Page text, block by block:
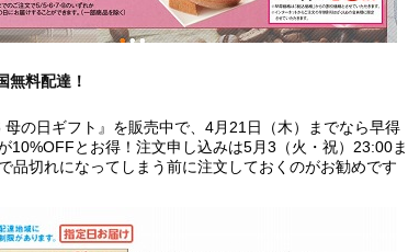
無料配達！
母の日ギフト』を販売中で、4月21日（木）までなら早得
10%OFFとお得！注文申し込みは5月3（火・祝）23:00ま
品切れになってしまう前に注文しておくのがお勧めです